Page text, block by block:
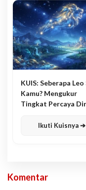
KUIS: Seberapa Leo
Kamu? Mengukur
Tingkat Percaya
Ikuti Kuisnya ➔
Komentar